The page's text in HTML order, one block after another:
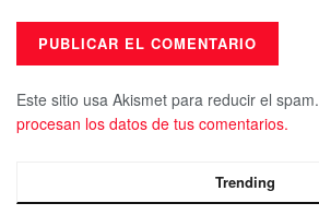
Este sitio usa Akismet para reducir el spam.
procesan los datos de tus comentarios.
Trending